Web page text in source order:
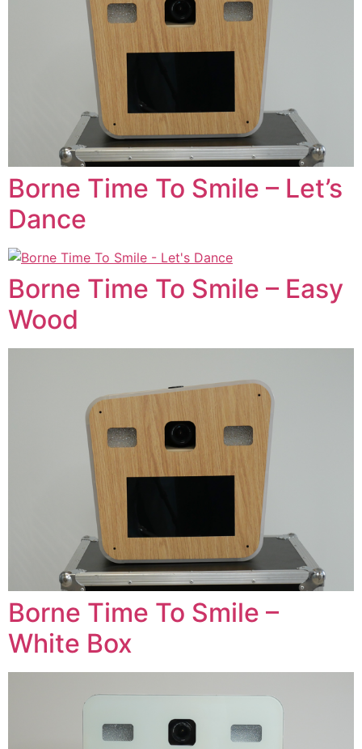
Borne Time To Smile – Let’s
Dance
Borne Time To Smile – Easy
Wood
Borne Time To Smile –
White Box